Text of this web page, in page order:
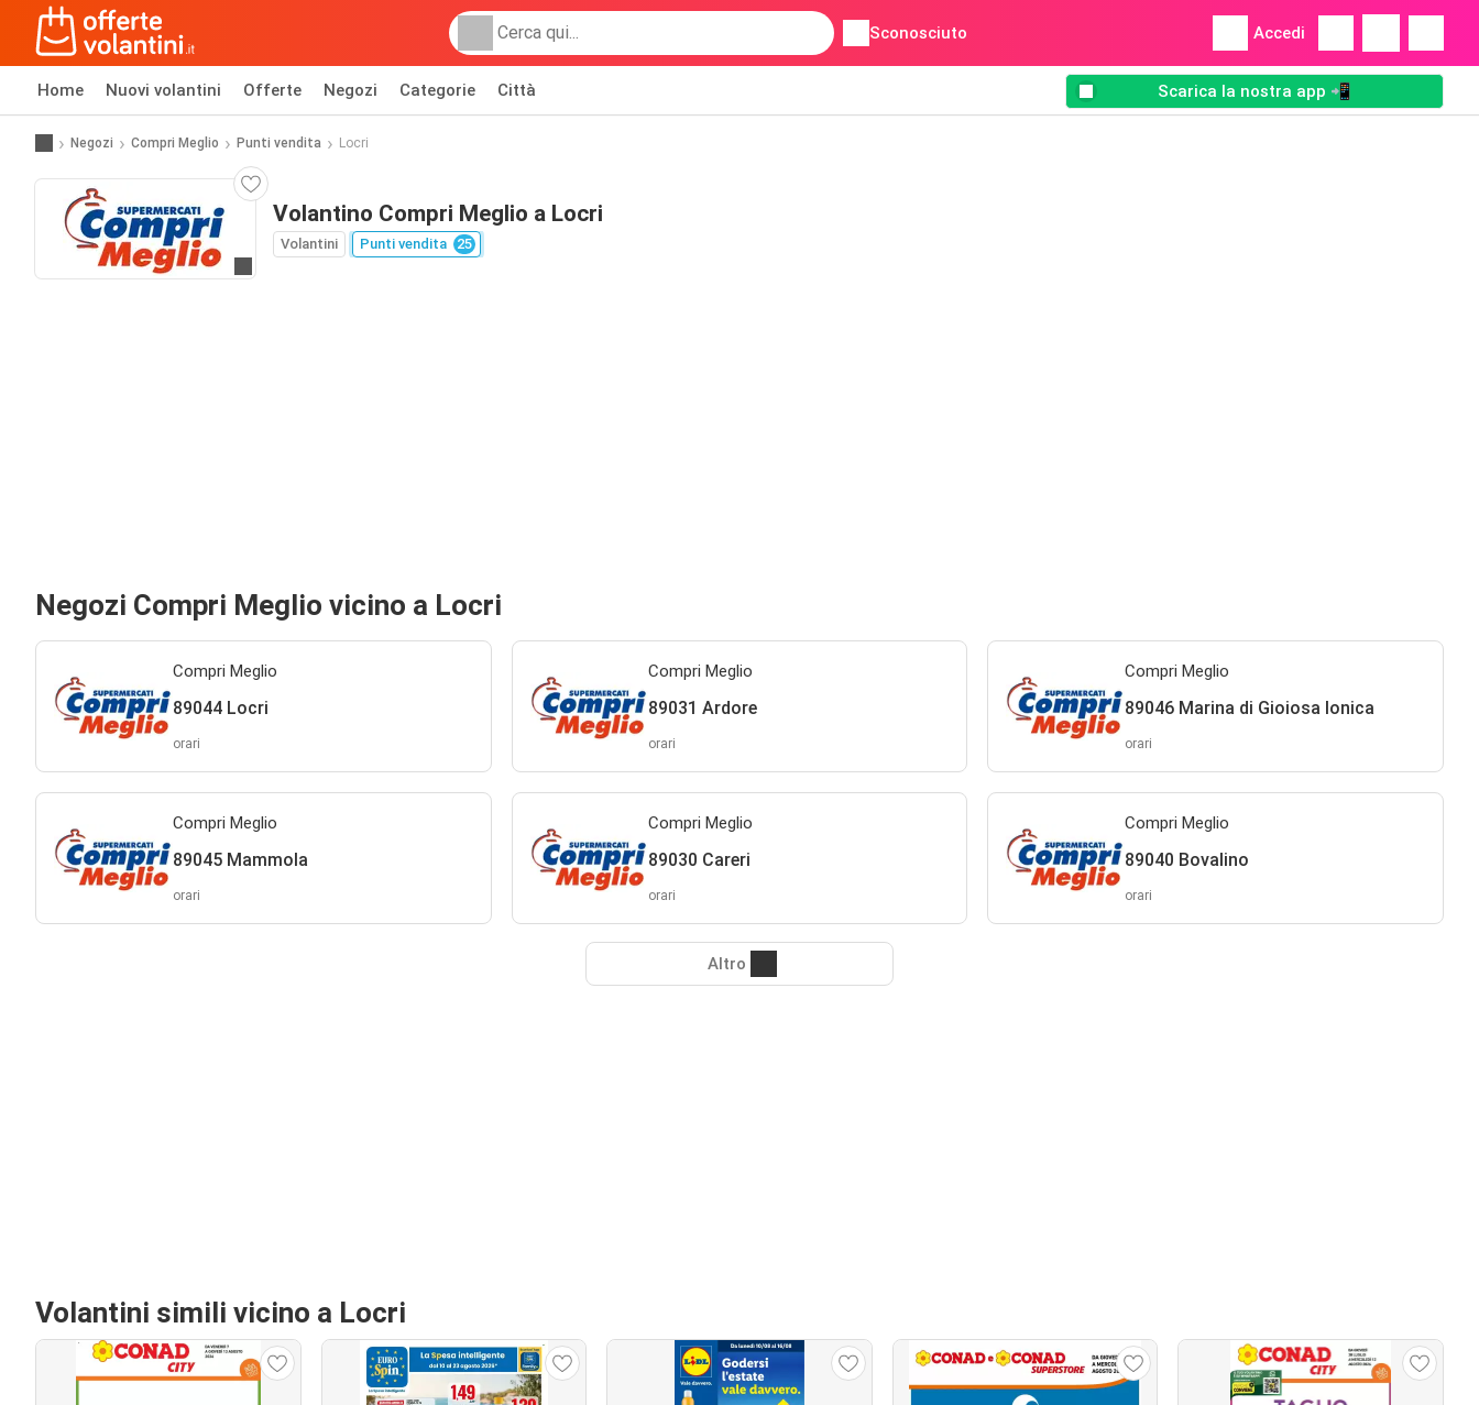
Sconosciuto Accedi
Home Nuovi volantini Offerte Negozi Categorie Città Scarica la nostra app 📲
Negozi Compri Meglio Punti vendita Locri
Volantino Compri Meglio a Locri
Volantini Punti vendita 25
Negozi Compri Meglio vicino a Locri
Compri Meglio
89044 Locri
orari
Compri Meglio
89031 Ardore
orari
Compri Meglio
89046 Marina di Gioiosa Ionica
orari
Compri Meglio
89045 Mammola
orari
Compri Meglio
89030 Careri
orari
Compri Meglio
89040 Bovalino
orari
Altro
Volantini simili vicino a Locri